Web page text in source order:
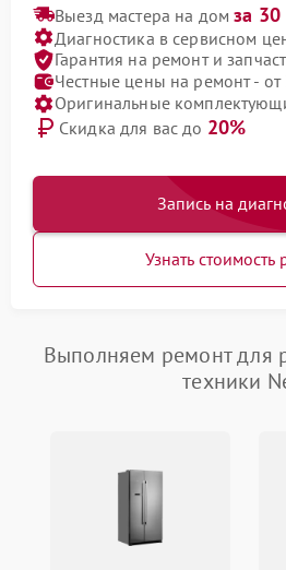
Выезд мастера на домза
Диагностика в сервисном
Гарантия на ремонт и
Честные цены на ремонт -
Оригинальные
Скидка для вас до 20%
Запись на
Узнать стоимость
Выполняем ремонт для
техники